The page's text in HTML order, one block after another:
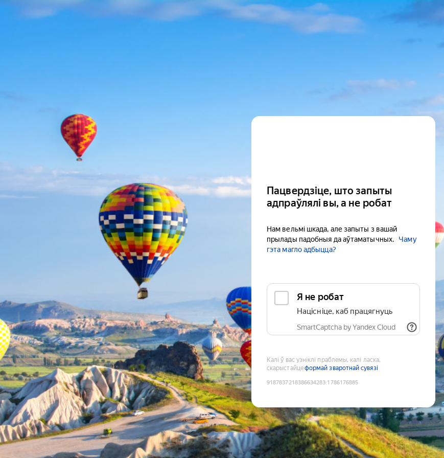
Пацвердзіце, што запыты
адпраўлялі вы, а не робат
Нам вельмі шкада, але запыты з вашай
прылады падобныя да аўтаматычных.
Чаму
гэта магло адбыцца?
Я не робат
Націсніце, каб працягнуць
SmartCaptcha by Yandex Cloud
Калі ў вас узніклі праблемы, калі ласка,
скарыстайцеформай зваротнай сувязі
9187837218386634283:1786176885